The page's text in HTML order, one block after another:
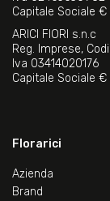
Capitale Sociale
ARICI FIORI s.n.c
Reg. Imprese,
Iva 03414020176
Capitale Sociale €
Florarici
Azienda
Brand